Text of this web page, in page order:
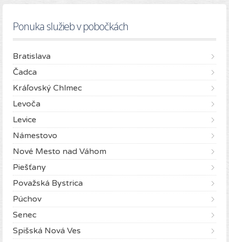
Ponuka služieb v pobočkách
Bratislava
Čadca
Kráľovský Chlmec
Levoča
Levice
Námestovo
Nové Mesto nad Váhom
Piešťany
Považská Bystrica
Púchov
Senec
Spišská Nová Ves